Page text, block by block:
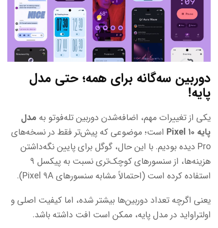
دوربین سه‌گانه برای همه؛ حتی مدل
پایه!
یکی از تغییرات مهم، اضافه‌شدن دوربین تله‌فوتو به مدل
پایه Pixel ۱۰
است؛ موضوعی که پیش‌تر فقط در نسخه‌های
Pro دیده بودیم. با این حال، گوگل برای پایین نگه‌داشتن
هزینه‌ها، از سنسورهای کوچک‌تری نسبت به پیکسل ۹
استفاده کرده است (احتمالاً مشابه سنسورهای Pixel ۹A).
یعنی اگرچه تعداد دوربین‌ها بیشتر شده، اما کیفیت اصلی و
اولتراواید در مدل پایه، ممکن است افت داشته باشد.